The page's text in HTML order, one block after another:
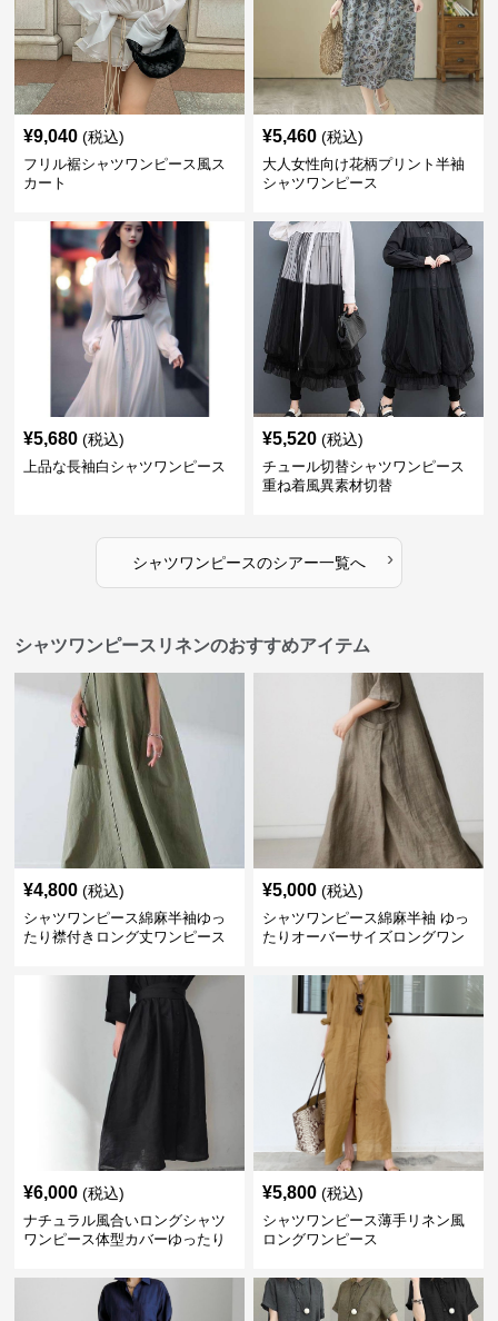
¥9,040 (税込)
フリル裾シャツワンピース風ス
カート
¥5,460 (税込)
大人女性向け花柄プリント半袖
シャツワンピース
¥5,680 (税込)
上品な長袖白シャツワンピース
¥5,520 (税込)
チュール切替シャツワンピース
重ね着風異素材切替
シャツワンピースのシアー一覧へ ›
シャツワンピースリネンのおすすめアイテム
¥4,800 (税込)
シャツワンピース綿麻半袖ゆっ
たり襟付きロング丈ワンピース
¥5,000 (税込)
シャツワンピース綿麻半袖 ゆっ
たりオーバーサイズロングワン
¥6,000 (税込)
ナチュラル風合いロングシャツ
ワンピース体型カバーゆったり
¥5,800 (税込)
シャツワンピース薄手リネン風
ロングワンピース